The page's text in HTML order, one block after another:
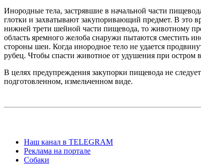
Инородные тела, застрявшие в начальной части
глотки и захватывают закупоривающий предмет. В это
нижней трети шейной части пищевода, то животному
область яремного желоба снаружи пытаются сместить
стороны шеи. Когда инородное тело не удается
рубец. Чтобы спасти животное от удушения при остром
В целях предупреждения закупорки пищевода не
подготовленном, измельченном виде.
Наш канал в TELEGRAM
Реклама на портале
Собаки